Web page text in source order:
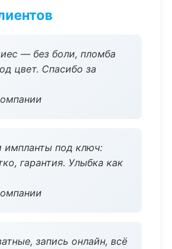
— без боли, пломба
цвет. Спасибо за
импланты под ключ:
гарантия. Улыбка как
запись онлайн, всё